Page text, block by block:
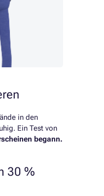
in den
Ein Test von
begann.
30 %